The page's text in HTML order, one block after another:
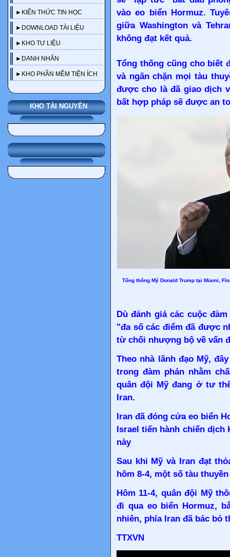
►KIẾN THỨC TIN HỌC
►DOWNLOAD TÀI LIỆU
►KHO TƯ LIỆU
►DANH NHÂN
►KHO PHẦN MỀM TIỆN ÍCH
KHO TÀI NGUYÊN
vào eo biển Hormuz.
giữa Washington và
không đạt kết quả.
Tổng thống cũng cho biết
và ngăn chặn mọi tàu
được cho là đã giao dịch
bất hợp pháp sẽ được an
Tổng thống Mỹ Donald Trump tại Miami,
Dù đánh giá các cuộc
"đa số các điểm đã được
từ chối nhượng bộ về vấn
Theo nhà lãnh đạo Mỹ,
trong đàm phán nhằm
quân đội Mỹ đang ở tư
Iran.
Iran đã đóng cửa eo biển
Israel tiến hành chiến dịch
này
Sau khi Mỹvà Iran đạt
hôm 8-4, một số tàu
Hôm 11-4, quân đội Mỹ
đi qua eo biển Hormuz,
nhiên, phía Iran đã bác bỏ
TTXVN